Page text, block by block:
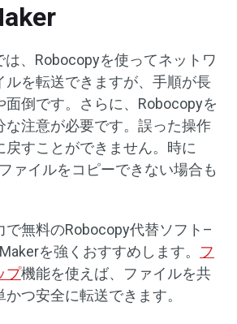
、Robocopyを使ってネットワ
ルを転送できますが、手順が長
面倒です。さらに、Robocopyを
な注意が必要です。誤った操作
戻すことができません。時に
ァイルをコピーできない場合も
で無料のRobocopy代替ソフト–
を強くおすすめします。 フ
プ機能を使えば、ファイルを共
つ安全に転送できます。